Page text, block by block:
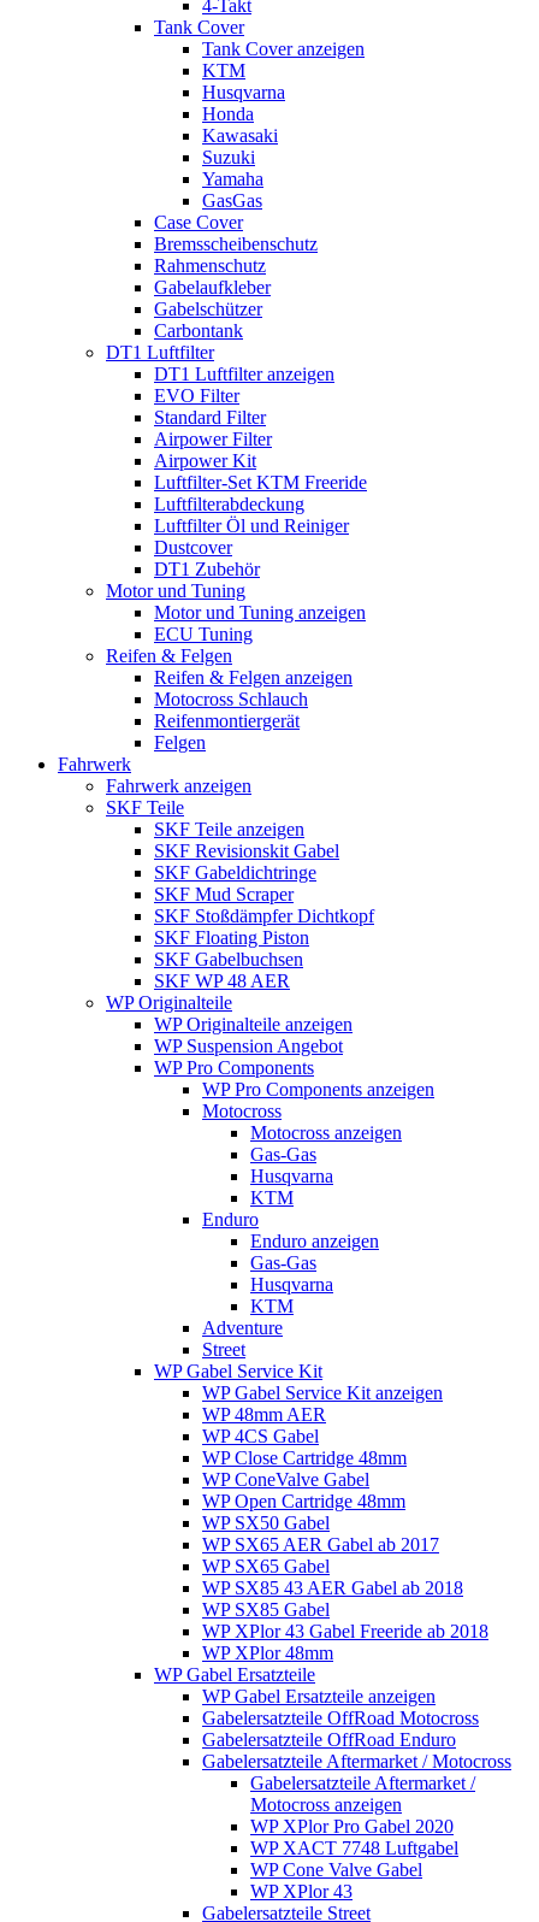
4-Takt
Tank Cover
Tank Cover anzeigen
KTM
Husqvarna
Honda
Kawasaki
Suzuki
Yamaha
GasGas
Case Cover
Bremsscheibenschutz
Rahmenschutz
Gabelaufkleber
Gabelschützer
Carbontank
DT1 Luftfilter
DT1 Luftfilter anzeigen
EVO Filter
Standard Filter
Airpower Filter
Airpower Kit
Luftfilter-Set KTM Freeride
Luftfilterabdeckung
Luftfilter Öl und Reiniger
Dustcover
DT1 Zubehör
Motor und Tuning
Motor und Tuning anzeigen
ECU Tuning
Reifen & Felgen
Reifen & Felgen anzeigen
Motocross Schlauch
Reifenmontiergerät
Felgen
Fahrwerk
Fahrwerk anzeigen
SKF Teile
SKF Teile anzeigen
SKF Revisionskit Gabel
SKF Gabeldichtringe
SKF Mud Scraper
SKF Stoßdämpfer Dichtkopf
SKF Floating Piston
SKF Gabelbuchsen
SKF WP 48 AER
WP Originalteile
WP Originalteile anzeigen
WP Suspension Angebot
WP Pro Components
WP Pro Components anzeigen
Motocross
Motocross anzeigen
Gas-Gas
Husqvarna
KTM
Enduro
Enduro anzeigen
Gas-Gas
Husqvarna
KTM
Adventure
Street
WP Gabel Service Kit
WP Gabel Service Kit anzeigen
WP 48mm AER
WP 4CS Gabel
WP Close Cartridge 48mm
WP ConeValve Gabel
WP Open Cartridge 48mm
WP SX50 Gabel
WP SX65 AER Gabel ab 2017
WP SX65 Gabel
WP SX85 43 AER Gabel ab 2018
WP SX85 Gabel
WP XPlor 43 Gabel Freeride ab 2018
WP XPlor 48mm
WP Gabel Ersatzteile
WP Gabel Ersatzteile anzeigen
Gabelersatzteile OffRoad Motocross
Gabelersatzteile OffRoad Enduro
Gabelersatzteile Aftermarket / Motocross
Gabelersatzteile Aftermarket /
Motocross anzeigen
WP XPlor Pro Gabel 2020
WP XACT 7748 Luftgabel
WP Cone Valve Gabel
WP XPlor 43
Gabelersatzteile Street